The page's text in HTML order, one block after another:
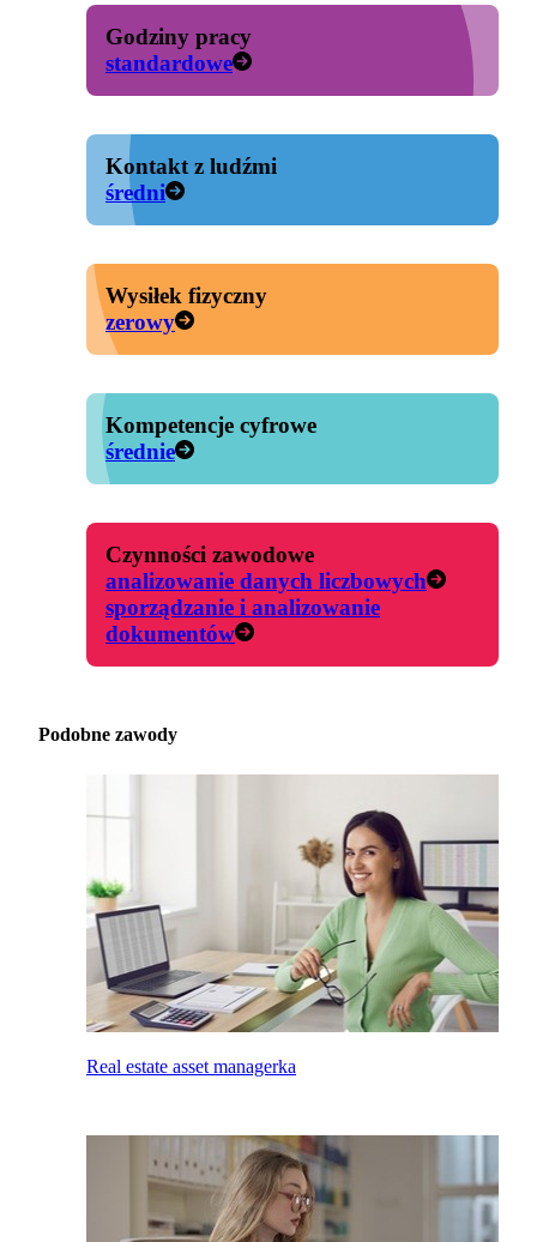
Godziny pracy
standardowe
Kontakt z ludźmi
średni
Wysiłek fizyczny
zerowy
Kompetencje cyfrowe
średnie
Czynności zawodowe
analizowanie danych liczbowych
sporządzanie i analizowanie
dokumentów
Podobne zawody
Real estate asset managerka